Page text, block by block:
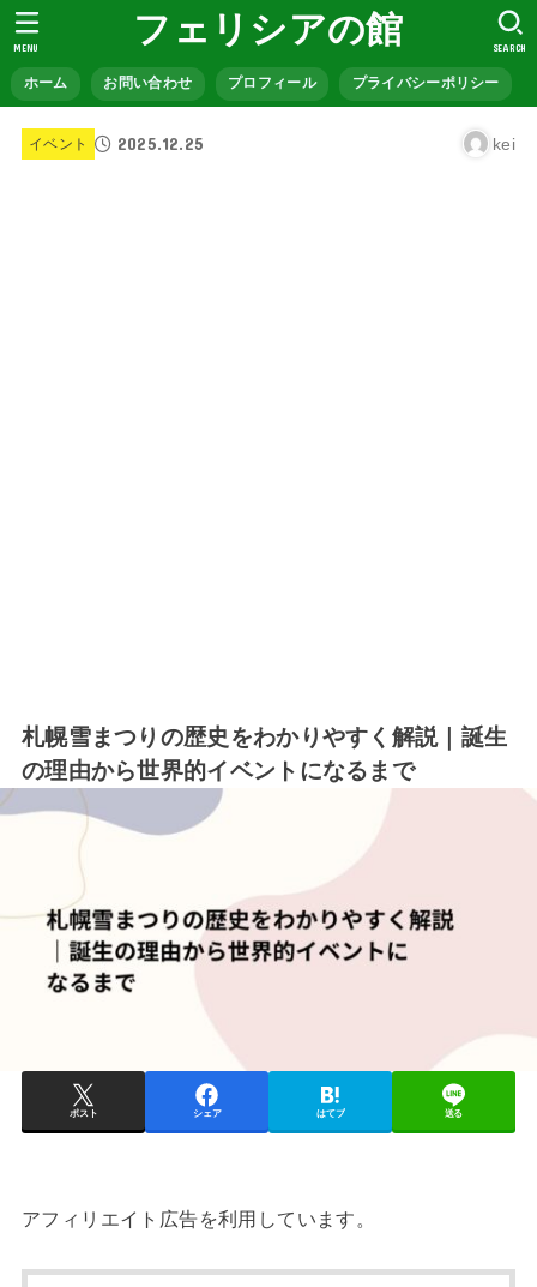
フェリシアの館
ホーム お問い合わせ プロフィール プライバシーポリシー
SEARCH
MENU
イベント 2025.12.25 kei
札幌雪まつりの歴史をわかりやすく解説｜誕生
の理由から世界的イベントになるまで
ポスト シェア はてブ 送る
アフィリエイト広告を利用しています。